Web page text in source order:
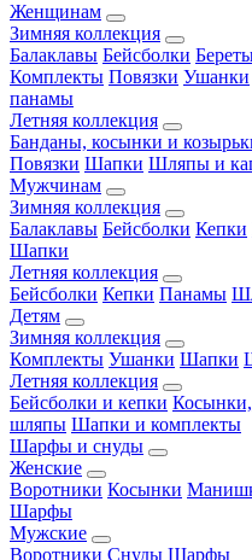
Женщинам
Зимняя коллекция
Балаклавы Бейсболки
Комплекты Повязки Ушанки
панамы
Летняя коллекция
Банданы, косынки и
Повязки Шапки Шляпы и
Мужчинам
Зимняя коллекция
Балаклавы Бейсболки Кепки
Шапки
Летняя коллекция
Бейсболки Кепки Панамы
Детям
Зимняя коллекция
Комплекты Ушанки Шапки
Летняя коллекция
Бейсболки и кепки
шляпы Шапки и комплекты
Шарфы и снуды
Женские
Воротники Косынки
Шарфы
Мужские
Воротники Снуды Шарфы